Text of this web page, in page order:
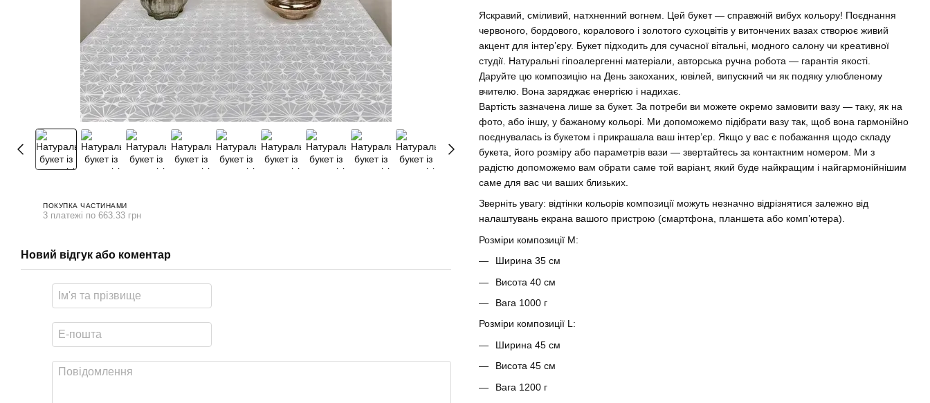
ПОКУПКА ЧАСТИНАМИ
3 платежі по 663.33 грн
Новий відгук або коментар
Яскравий, сміливий, натхненний вогнем. Цей букет — справжній вибух кольору! Поєднання
червоного, бордового, коралового і золотого сухоцвітів у витончених вазах створює живий
акцент для інтер’єру. Букет підходить для сучасної вітальні, модного салону чи креативної
студії. Натуральні гіпоалергенні матеріали, авторська ручна робота — гарантія якості.
Даруйте цю композицію на День закоханих, ювілей, випускний чи як подяку улюбленому
вчителю. Вона заряджає енергією і надихає.
Вартість зазначена лише за букет. За потреби ви можете окремо замовити вазу — таку, як на
фото, або іншу, у бажаному кольорі. Ми допоможемо підібрати вазу так, щоб вона гармонійно
поєднувалась із букетом і прикрашала ваш інтер’єр. Якщо у вас є побажання щодо складу
букета, його розміру або параметрів вази — звертайтесь за контактним номером. Ми з
радістю допоможемо вам обрати саме той варіант, який буде найкращим і найгармонійнішим
саме для вас чи ваших близьких.
Зверніть увагу: відтінки кольорів композиції можуть незначно відрізнятися залежно від
налаштувань екрана вашого пристрою (смартфона, планшета або комп’ютера).
Розміри композиції M:
Ширина 35 см
Висота 40 см
Вага 1000 г
Розміри композиції L:
Ширина 45 см
Висота 45 см
Вага 1200 г